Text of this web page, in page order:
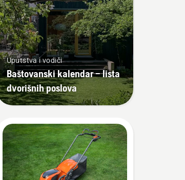
Uputstva i vodiči
Baštovanski kalendar – lista
dvorišnih poslova